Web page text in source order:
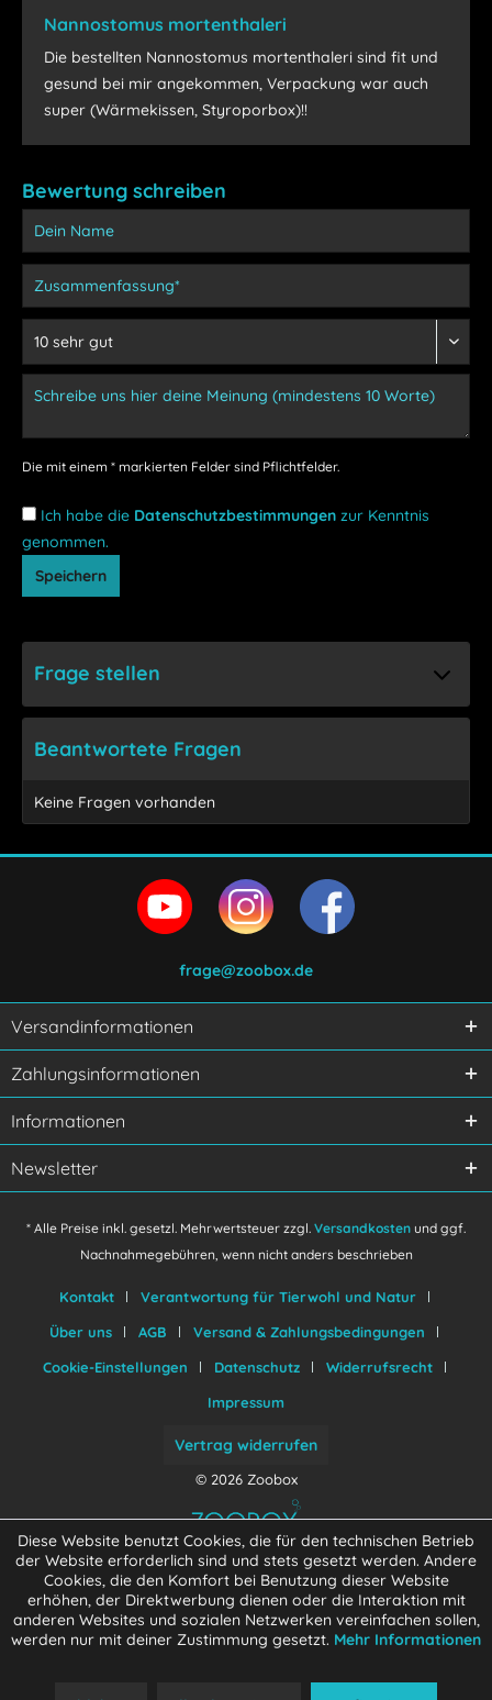
Nannostomus mortenthaleri
Die bestellten Nannostomus mortenthaleri sind fit und
gesund bei mir angekommen, Verpackung war auch
super (Wärmekissen, Styroporbox)!!
Bewertung schreiben
Die mit einem * markierten Felder sind Pflichtfelder.
Ich habe die Datenschutzbestimmungen zur Kenntnis
genommen.
Speichern
Frage stellen
Ich habe die
verstanden und stimme zu.
Mit * gekennzeichnete Felder sind Pflichtfelder.
Senden
Beantwortete Fragen
Keine Fragen vorhanden
frage@zoobox.de
Versandinformationen
Zahlungsinformationen
Informationen
Newsletter
* Alle Preise inkl. gesetzl. Mehrwertsteuer zzgl. Versandkosten und ggf.
Nachnahmegebühren, wenn nicht anders beschrieben
Kontakt
Verantwortung für Tierwohl und Natur
Über uns
AGB
Versand & Zahlungsbedingungen
Cookie-Einstellungen
Datenschutz
Widerrufsrecht
Impressum
Vertrag widerrufen
© 2026 Zoobox
Diese Website benutzt Cookies, die für den technischen Betrieb
der Website erforderlich sind und stets gesetzt werden. Andere
Cookies, die den Komfort bei Benutzung dieser Website
erhöhen, der Direktwerbung dienen oder die Interaktion mit
anderen Websites und sozialen Netzwerken vereinfachen sollen,
werden nur mit deiner Zustimmung gesetzt. Mehr Informationen